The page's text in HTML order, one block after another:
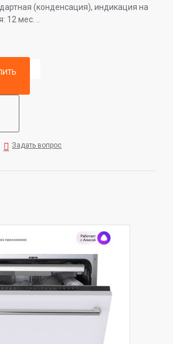
(конденсация), индикация на
12 мес. ..
Задать вопрос